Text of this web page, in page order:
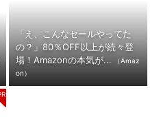
「え、こんなセールやってた
の？」80％OFF以上が続々登
場！Amazonの本気が...
（Amaz
on）